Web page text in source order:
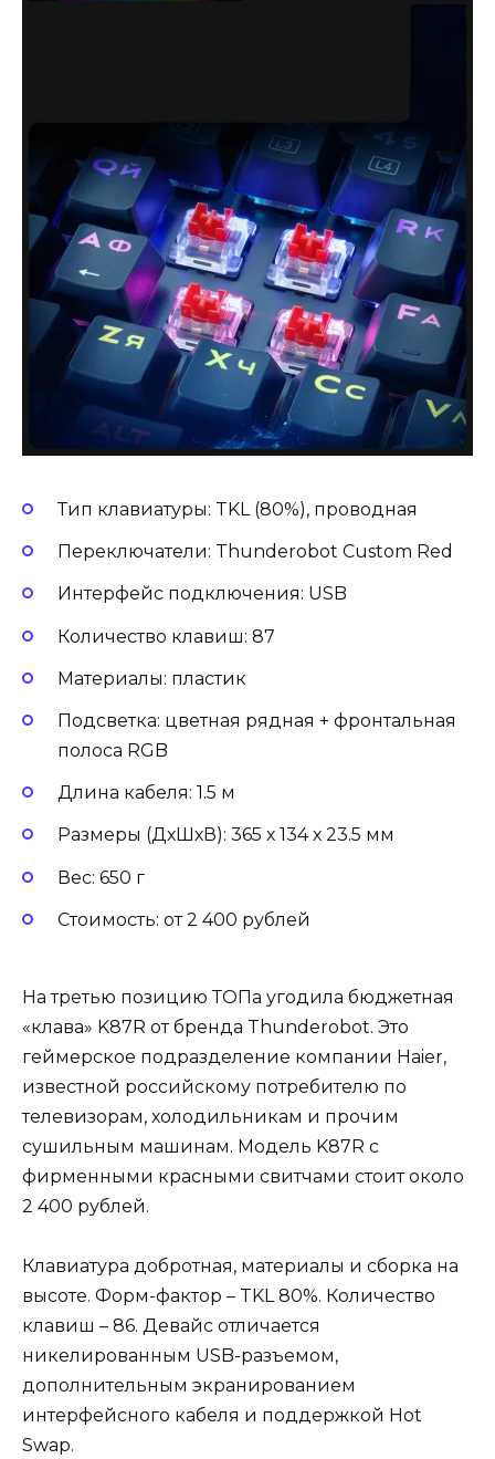
Тип клавиатуры: TKL (80%), проводная
Переключатели: Thunderobot Custom Red
Интерфейс подключения: USB
Количество клавиш: 87
Материалы: пластик
Подсветка: цветная рядная + фронтальная
полоса RGB
Длина кабеля: 1.5 м
Размеры (ДхШхВ): 365 х 134 х 23.5 мм
Вес: 650 г
Стоимость: от 2 400 рублей
На третью позицию ТОПа угодила бюджетная
«клава» K87R от бренда Thunderobot. Это
геймерское подразделение компании Haier,
известной российскому потребителю по
телевизорам, холодильникам и прочим
сушильным машинам. Модель K87R с
фирменными красными свитчами стоит около
2 400 рублей.
Клавиатура добротная, материалы и сборка на
высоте. Форм-фактор – TKL 80%. Количество
клавиш – 86. Девайс отличается
никелированным USB-разъемом,
дополнительным экранированием
интерфейсного кабеля и поддержкой Hot
Swap.